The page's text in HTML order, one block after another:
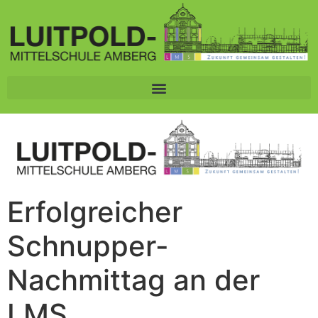
Erfolgreicher
Schnupper-
Nachmittag an der